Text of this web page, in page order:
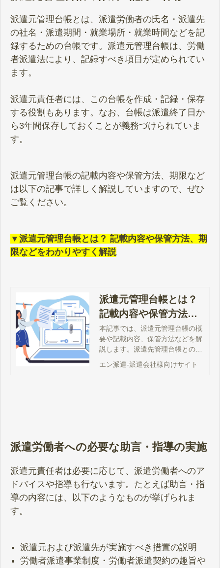
派遣元管理台帳とは、派遣労働者の氏名・派遣先
の社名・派遣期間・就業場所・就業時間などを記
録するための台帳です。派遣元管理台帳は、労働
者派遣法により、記録すべき項目が定められてい
ます。
派遣元責任者には、この台帳を作成・記録・保存
する役割もあります。なお、台帳は派遣終了日か
ら3年間保存しておくことが義務づけられていま
す。
派遣元管理台帳の記載内容や保管方法、期限など
は以下の記事で詳しく解説していますので、ぜひ
ご覧ください。
▼派遣元管理台帳とは？ 記載内容や保管方法、期
限などをわかりやすく解説
派遣元管理台帳とは？
記載内容や保管方法、
期限などをわかりやす
く解説
本記事では、派遣元管理台帳の概
要や記載内容、保管方法などを解
説します。派遣先管理台帳との違
いや、派遣法の改正で追加された
記載内容などもわかりやすく解説
エン派遣-派遣会社様向けサイト
派遣労働者への必要な助言・指導の実施
派遣元責任者は必要に応じて、派遣労働者へのア
ドバイスや指導も行ないます。たとえば助言・指
導の内容には、以下のようなものが挙げられま
す。
派遣元および派遣先が実施すべき措置の説明
労働者派遣事業制度・労働者派遣契約の趣旨や